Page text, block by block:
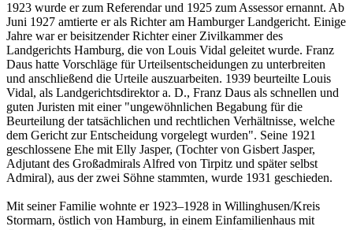
1923 wurde er zum Referendar und 1925 zum Assessor ernannt. Ab
Juni 1927 amtierte er als Richter am Hamburger Landgericht. Einige
Jahre war er beisitzender Richter einer Zivilkammer des
Landgerichts Hamburg, die von Louis Vidal geleitet wurde. Franz
Daus hatte Vorschläge für Urteilsentscheidungen zu unterbreiten
und anschließend die Urteile auszuarbeiten. 1939 beurteilte Louis
Vidal, als Landgerichtsdirektor a. D., Franz Daus als schnellen und
guten Juristen mit einer "ungewöhnlichen Begabung für die
Beurteilung der tatsächlichen und rechtlichen Verhältnisse, welche
dem Gericht zur Entscheidung vorgelegt wurden". Seine 1921
geschlossene Ehe mit Elly Jasper, (Tochter von Gisbert Jasper,
Adjutant des Großadmirals Alfred von Tirpitz und später selbst
Admiral), aus der zwei Söhne stammten, wurde 1931 geschieden.
Mit seiner Familie wohnte er 1923–1928 in Willinghusen/Kreis
Stormarn, östlich von Hamburg, in einem Einfamilienhaus mit